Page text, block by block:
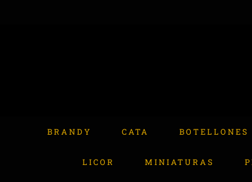
BRANDY CATA BOTELLONES
LICOR MINIATURAS